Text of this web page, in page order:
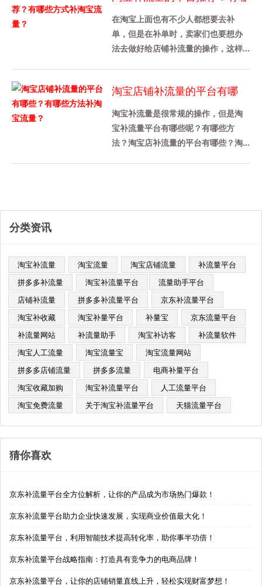
些方式补淘宝流量？
在淘宝上面也有不少人都想要去补
单，但是在补单时，卖家们也要想办
法去做好给店铺补流量的操作，这样
补......
淘宝店铺补流量的平台有哪
些？有哪些方法补淘宝流量？
淘宝补流量是很常规的操作，但是淘
宝补流量平台有哪些呢？有哪些方
法？淘宝店补流量的平台有哪些？淘
分类资讯
淘宝补流量 淘宝流量 淘宝店铺流量
补流量平台
拼多多补流量
淘宝补流量平台​
流量助手平台
店铺补流量
拼多多补流量平台
京东补流量平台
淘宝补收藏
淘宝补量平台 补量宝
京东流量平台
补流量网站
补流量助手 淘宝补访客
补流量软件
淘宝人工流量
淘宝流量宝
淘宝流量网站
拼多多店铺流量
拼多多流量
电商补量平台
淘宝收藏加购
淘宝补流量平台
人工流量平台
淘宝免费流量
关于淘宝补流量平台 天猫流量平台
猜你喜欢
京东补流量平台全方位解析，让你的产品成为市场热门爆款！
京东补流量平台助力企业快速发展，实现商业价值最大化！
京东补流量平台，利用智能技术提高转化率，助你事半功倍！
京东补流量平台战略指南：打造具有竞争力的电商品牌！
京东补流量平台，让你的店铺销量直线上升，轻松实现财富梦想！